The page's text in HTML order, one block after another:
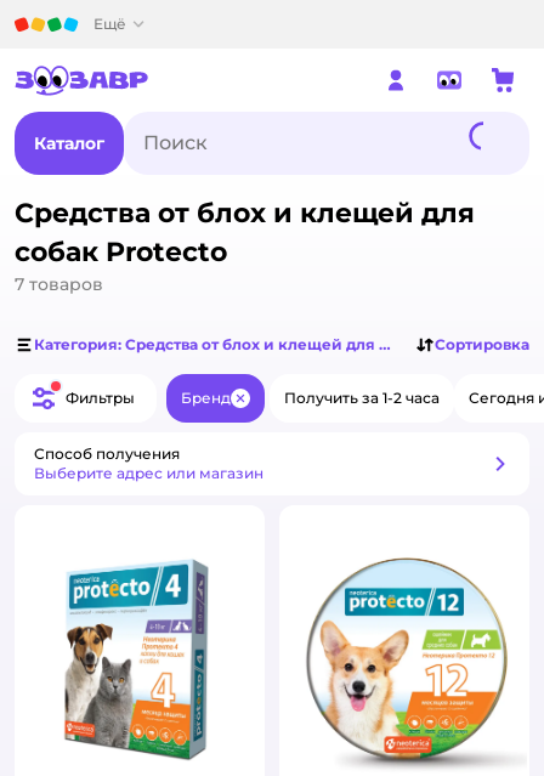
Ещё
Каталог
Средства от блох и клещей для
собак Protecto
7 товаров
Категория: Средства от блох и клещей для собак Сортировка
Фильтры Бренд ЗакрытьПолучить за 1-2 часа Сегодня
Способ получения
Выберите адрес или магазин